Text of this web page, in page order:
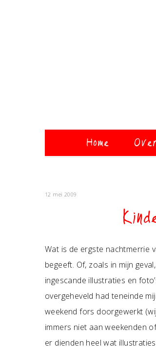
Home
12 mei 2009
Wat is de ergste nachtmerrie
begeeft. Of, zoals in mijn
ingescande illustraties en
overgeheveld had teneinde
weekend fors doorgewerkt
immers niet aan weekenden
er dienden heel wat